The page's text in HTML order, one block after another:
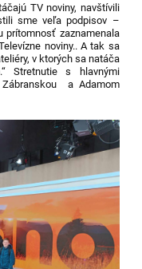
TV noviny, navštívili
sme veľa podpisov –
prítomnosť zaznamenala
noviny.. A tak sa
v ktorých sa natáča
Stretnutie s hlavnými
Zábranskou a Adamom